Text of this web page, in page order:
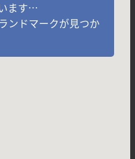
ます…
ンドマークが見つか